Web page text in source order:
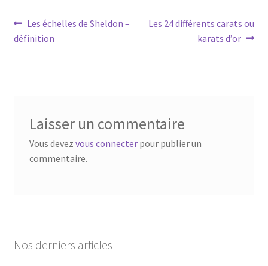
Les échelles de Sheldon –
définition
Les 24 différents carats ou
karats d’or
Laisser un commentaire
Vous devez vous connecterpour publier un
commentaire.
Nos derniers articles